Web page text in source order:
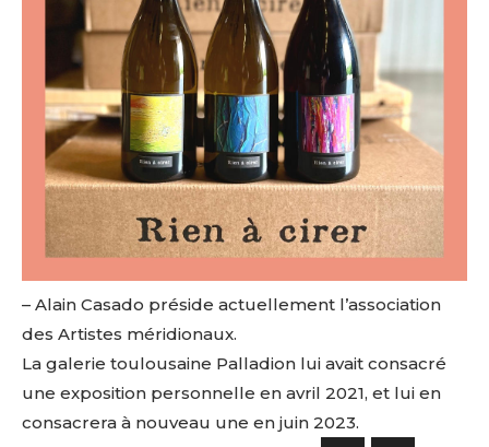
– Alain Casado préside actuellement l’association
des Artistes méridionaux.
La galerie toulousaine Palladion lui avait consacré
une exposition personnelle en avril 2021, et lui en
consacrera à nouveau une en juin 2023.